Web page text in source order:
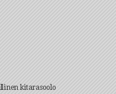
kitarasoolo